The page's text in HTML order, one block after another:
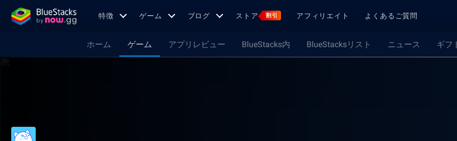
特徴 ゲーム ブログ ストア 割引 アフィリエイト よくあるご質問
ホーム ゲーム アプリレビュー BlueStacks内 BlueStacksリスト ニュース ギフ